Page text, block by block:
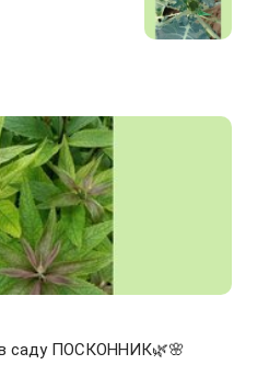
саду ПОСКОННИК🌿🌸